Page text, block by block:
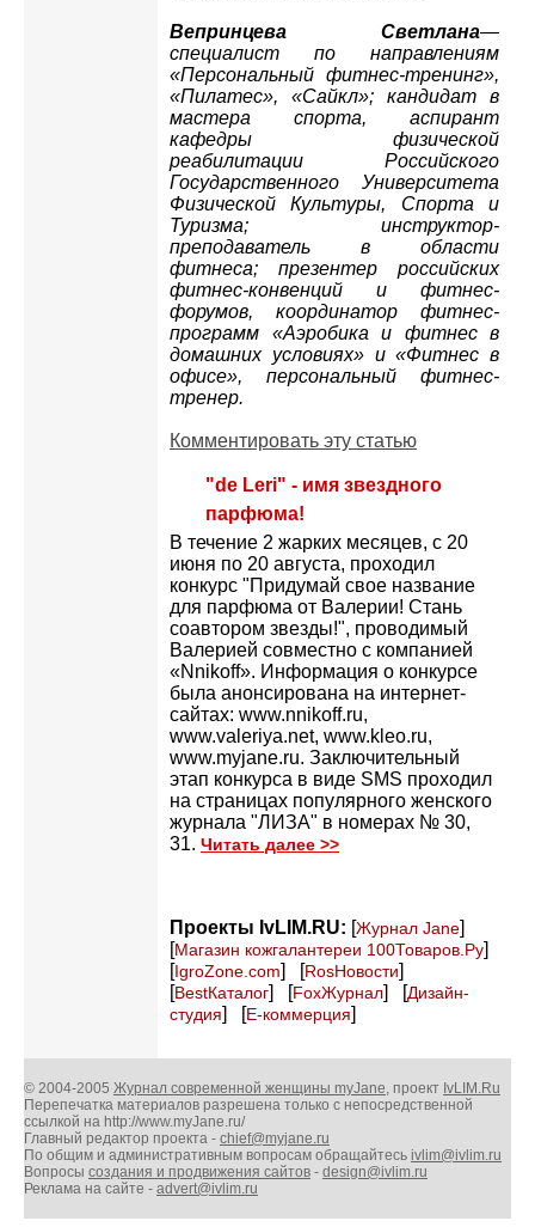
Вепринцева Светлана—
специалист по направлениям
«Персональный фитнес-тренинг»,
«Пилатес», «Сайкл»; кандидат в
мастера спорта, аспирант
кафедры физической
реабилитации Российского
Государственного Университета
Физической Культуры, Спорта и
Туризма; инструктор-
преподаватель в области
фитнеса; презентер российских
фитнес-конвенций и фитнес-
форумов, координатор фитнес-
программ «Аэробика и фитнес в
домашних условиях» и «Фитнес в
офисе», персональный фитнес-
тренер.
Комментировать эту статью
"de Leri" - имя звездного
парфюма!
В течение 2 жарких месяцев, с 20
июня по 20 августа, проходил
конкурс "Придумай свое название
для парфюма от Валерии! Стань
соавтором звезды!", проводимый
Валерией совместно с компанией
«Nnikoff». Информация о конкурсе
была анонсирована на интернет-
сайтах: www.nnikoff.ru,
www.valeriya.net, www.kleo.ru,
www.myjane.ru. Заключительный
этап конкурса в виде SMS проходил
на страницах популярного женского
журнала "ЛИЗА" в номерах № 30,
31. Читать далее >>
Проекты IvLIM.RU: [Журнал Jane]
[Магазин кожгалантереи 100Товаров.Ру]
[IgroZone.com] [RosНовости]
[BestКаталог] [FoxЖурнал] [Дизайн-
студия] [Е-коммерция]
© 2004-2005 Журнал современной женщины myJane, проект IvLIM.Ru
Перепечатка материалов разрешена только с непосредственной
ссылкой на http://www.myJane.ru/
Главный редактор проекта - chief@myjane.ru
По общим и административным вопросам обращайтесь ivlim@ivlim.ru
Вопросы создания и продвижения сайтов - design@ivlim.ru
Реклама на сайте - advert@ivlim.ru